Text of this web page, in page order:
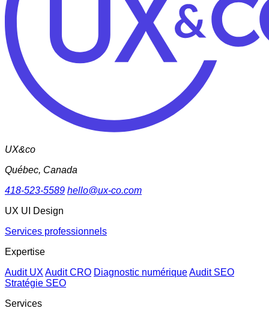
UX&co
Québec, Canada
418-523-5589 hello@ux-co.com
UX UI Design
Services professionnels
Expertise
Audit UX Audit CRO Diagnostic numériqueAudit SEO
Stratégie SEO
Services